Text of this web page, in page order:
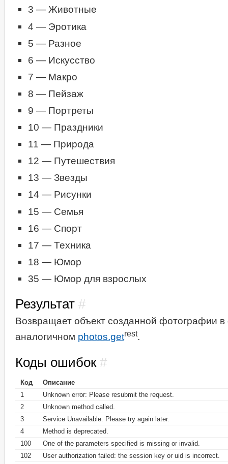
3 — Животные
4 — Эротика
5 — Разное
6 — Искусство
7 — Макро
8 — Пейзаж
9 — Портреты
10 — Праздники
11 — Природа
12 — Путешествия
13 — Звезды
14 — Рисунки
15 — Семья
16 — Спорт
17 — Техника
18 — Юмор
35 — Юмор для взрослых
Результат #
Возвращает объект созданной фотографии
аналогичном photos.getrest.
Коды ошибок #
Код
Описание
1
Unknown error: Please resubmit the request.
2
Unknown method called.
3
Service Unavailable. Please try again later.
4
Method is deprecated.
100
One of the parameters specified is missing or invalid.
102
User authorization failed: the session key or uid is incorrect.